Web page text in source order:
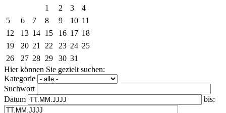
1
2 3
4
5
6 7 8 9 10 11
12
13 14 15 16 17 18
19
20 21 22 23 24 25
26
27 28 29 30 31
Hier können Sie gezielt suchen:
Kategorie
Suchwort
Datum
bis: